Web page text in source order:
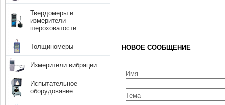
НОВОЕ СООБЩЕНИЕ
Имя
Тема
Твердомеры и
измерители
шероховатости
Толщиномеры
Измерители вибрации
Испытательное
оборудование